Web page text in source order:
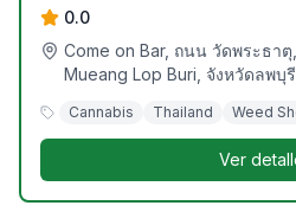
0.0
Come on Bar, ถนน วัดพระธา
Mueang Lop Buri, จังหวัดลพบุ
Cannabis Thailand Weed
Ver
GanjaShop (กัญชาช็อป) /